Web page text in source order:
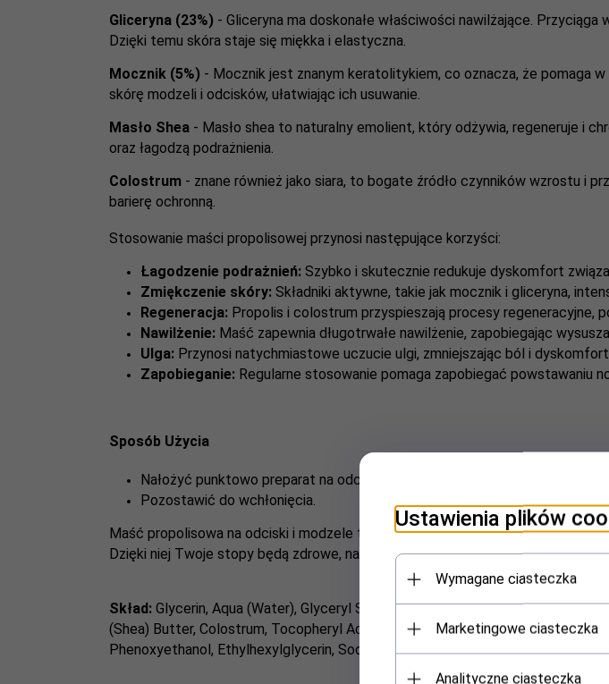
Gliceryna (23%) - Gliceryna ma doskonałe właściwości nawilżające.
Dzięki temu skóra staje się miękka i elastyczna.
Mocznik (5%) - Mocznik jest znanym keratolitykiem, co oznacza, że pomaga
skórę modzeli i odcisków, ułatwiając ich usuwanie.
Masło Shea - Masło shea to naturalny emolient, który odżywia, regeneruje i
oraz łagodzą podrażnienia.
Colostrum - znane również jako siara, to bogate źródło czynników wzrostu i
barierę ochronną.
Stosowanie maści propolisowej przynosi następujące korzyści:
Łagodzenie podrażnień: Szybko i skutecznie redukuje dyskomfort
Zmiękczenie skóry: Składniki aktywne, takie jak mocznik i gliceryna,
Regeneracja: Propolis i colostrum przyspieszają procesy regeneracyjne,
Nawilżenie: Maść zapewnia długotrwałe nawilżenie, zapobiegając
Ulga: Przynosi natychmiastowe uczucie ulgi, zmniejszając ból i dyskomfort.
Zapobieganie: Regularne stosowanie pomaga zapobiegać powstawaniu
Sposób Użycia
Nałożyć punktowo preparat na odcisk lub modzel.
Pozostawić do wchłonięcia.
Maść propolisowa na odciski i modzele to niezastąpiony produkt w codziennej
Dzięki niej Twoje stopy będą zdrowe, nawilżone i wolne od bolesnych zmian.
Skład: Glycerin, Aqua (Water), Glyceryl Stearate SE, Urea, Decyl Oleate,
(Shea) Butter, Colostrum, Tocopheryl Acetate, Tocopherol, Cetyl Alcohol,
Phenoxyethanol, Ethylhexylglycerin, Sodium Benzoate, Potassium Sorbate,
Ustawienia plików
Wymagane ciasteczka
Marketingowe ciasteczka
Analityczne ciasteczka